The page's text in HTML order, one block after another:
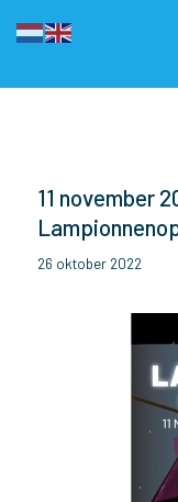
11 november
26 oktober 2022